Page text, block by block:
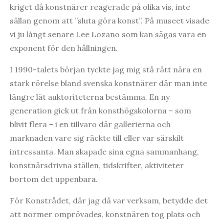
kriget då konstnärer reagerade på olika vis, inte
sällan genom att ”sluta göra konst”. På museet visade
vi ju långt senare Lee Lozano som kan sägas vara en
exponent för den hållningen.
I 1990-talets början tyckte jag mig stå rätt nära en
stark rörelse bland svenska konstnärer där man inte
längre lät auktoriteterna bestämma. En ny
generation gick ut från konsthögskolorna – som
blivit flera – i en tillvaro där gallerierna och
marknaden vare sig räckte till eller var särskilt
intressanta. Man skapade sina egna sammanhang,
konstnärsdrivna ställen, tidskrifter, aktiviteter
bortom det uppenbara.
För Konstrådet, där jag då var verksam, betydde det
att normer omprövades, konstnären tog plats och